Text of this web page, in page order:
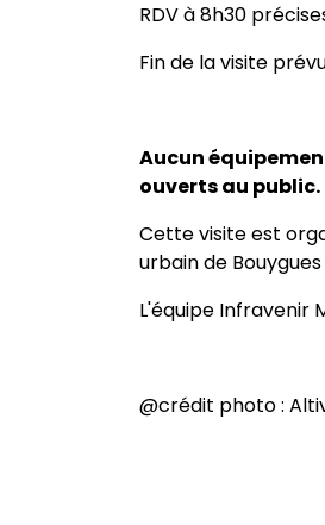
RDV à 8h30
Fin de la visite
Aucun
ouverts au public.
Cette visite est
urbain de
L'équipe Infravenir
@crédit photo :